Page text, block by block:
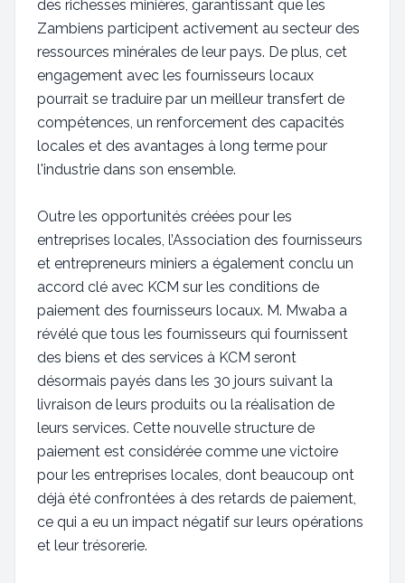
des richesses minières, garantissant que les
Zambiens participent activement au secteur des
ressources minérales de leur pays. De plus, cet
engagement avec les fournisseurs locaux
pourrait se traduire par un meilleur transfert de
compétences, un renforcement des capacités
locales et des avantages à long terme pour
l'industrie dans son ensemble.
Outre les opportunités créées pour les
entreprises locales, l’Association des fournisseurs
et entrepreneurs miniers a également conclu un
accord clé avec KCM sur les conditions de
paiement des fournisseurs locaux. M. Mwaba a
révélé que tous les fournisseurs qui fournissent
des biens et des services à KCM seront
désormais payés dans les 30 jours suivant la
livraison de leurs produits ou la réalisation de
leurs services. Cette nouvelle structure de
paiement est considérée comme une victoire
pour les entreprises locales, dont beaucoup ont
déjà été confrontées à des retards de paiement,
ce qui a eu un impact négatif sur leurs opérations
et leur trésorerie.